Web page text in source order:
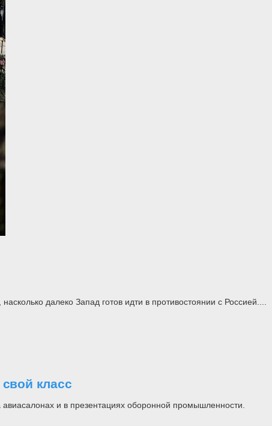
далеко Запад готов идти в противостоянии с Россией....
класс
и в презентациях оборонной промышленности.